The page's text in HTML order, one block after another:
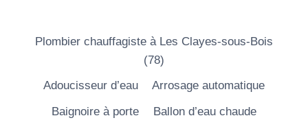
Plombier chauffagiste à Les Clayes-sous-Bois
(78)
Adoucisseur d’eau
Arrosage automatique
Baignoire à porte
Ballon d’eau chaude